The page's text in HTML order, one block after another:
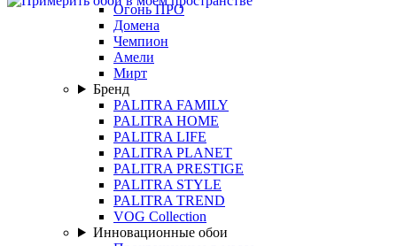
Огонь ПРО
Домена
Чемпион
Амели
Мирт
Бренд
PALITRA FAMILY
PALITRA HOME
PALITRA LIFE
PALITRA PLANET
PALITRA PRESTIGE
PALITRA STYLE
PALITRA TREND
VOG Collection
Инновационные обои